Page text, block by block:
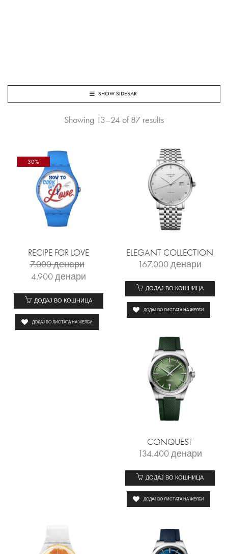
SHOW SIDEBAR
Showing 13–24 of 87 results
30%
RECIPE FOR LOVE
7.000денари
4.900денари
ДОДАЈ ВО КОШНИЦА
ДОДАЈ ВО ЛИСТАТА НА ЖЕЛБИ
ELEGANT COLLECTION
167.000денари
ДОДАЈ ВО КОШНИЦА
ДОДАЈ ВО ЛИСТАТА НА ЖЕЛБИ
CONQUEST
134.400денари
ДОДАЈ ВО КОШНИЦА
ДОДАЈ ВО ЛИСТАТА НА ЖЕЛБИ